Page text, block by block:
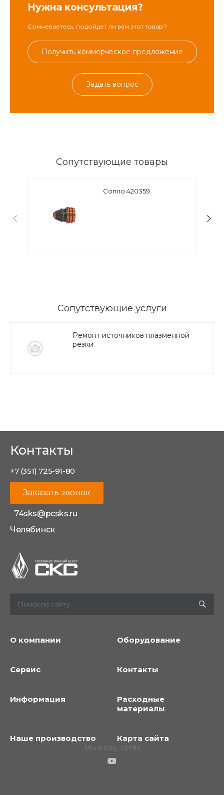
Нужна консультация?
Сомневаетесь, подойдет ли вам этот товар?
Получить коммерческое предложение
Задать вопрос
Сопутствующие товары
Сопло 420359
Сопутствующие услуги
Ремонт источников плазменной
резки
Контакты
+7 (351) 725-91-80
Заказать звонок
74sks@pcsks.ru
Челябинск
О компании Оборудование
Сервис Контакты
Информация
Расходные
материалы
Наше производство Карта сайта
Мы в соц. сетях